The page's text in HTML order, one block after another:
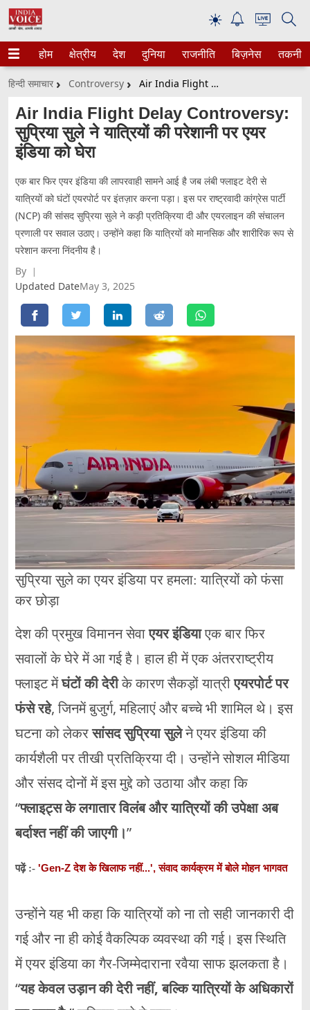
☀
होम क्षेत्रीय देश दुनिया राजनीति बिज़नेस तकनीक
हिन्दी समाचार Controversy Air India Flight Delay Controversy: सुप्रिया सुले ने यात्रियों की परेशानी पर एयर इंडिया को घेरा
Air India Flight Delay Controversy:
सुप्रिया सुले ने यात्रियों की परेशानी पर एयर
इंडिया को घेरा
एक बार फिर एयर इंडिया की लापरवाही सामने आई है जब लंबी फ्लाइट देरी से
यात्रियों को घंटों एयरपोर्ट पर इंतज़ार करना पड़ा। इस पर राष्ट्रवादी कांग्रेस पार्टी
(NCP) की सांसद सुप्रिया सुले ने कड़ी प्रतिक्रिया दी और एयरलाइन की संचालन
प्रणाली पर सवाल उठाए। उन्होंने कहा कि यात्रियों को मानसिक और शारीरिक रूप से
परेशान करना निंदनीय है।
By
Updated DateMay 3, 2025
सुप्रिया सुले का एयर इंडिया पर हमला: यात्रियों को फंसा
कर छोड़ा
देश की प्रमुख विमानन सेवाएयर इंडियाएक बार फिर
सवालों के घेरे में आ गई है। हाल ही में एक अंतरराष्ट्रीय
फ्लाइट मेंघंटों की देरीके कारण सैकड़ों यात्रीएयरपोर्ट पर
फंसे रहे, जिनमें बुजुर्ग, महिलाएं और बच्चे भी शामिल थे। इस
घटना को लेकरसांसद सुप्रिया सुलेने एयर इंडिया की
कार्यशैली पर तीखी प्रतिक्रिया दी। उन्होंने सोशल मीडिया
और संसद दोनों में इस मुद्दे को उठाया और कहा कि
“फ्लाइट्स के लगातार विलंब और यात्रियों की उपेक्षा अब
बर्दाश्त नहीं की जाएगी।”
पढ़ें :- 'Gen-Z देश के खिलाफ नहीं...', संवाद कार्यक्रम में बोले मोहन भागवत
उन्होंने यह भी कहा कि यात्रियों को ना तो सही जानकारी दी
गई और ना ही कोई वैकल्पिक व्यवस्था की गई। इस स्थिति
में एयर इंडिया का गैर-जिम्मेदाराना रवैया साफ झलकता है।
“यह केवल उड़ान की देरी नहीं, बल्कि यात्रियों के अधिकारों